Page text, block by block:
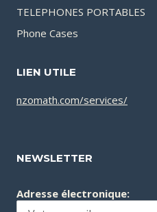
TELEPHONES PORTABLES
Phone Cases
LIEN UTILE
nzomath.com/services/
NEWSLETTER
Adresse électronique: